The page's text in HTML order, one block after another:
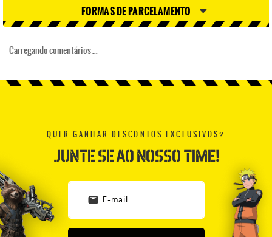
FORMAS DE PARCELAMENTO
Carregando comentários ...
QUER GANHAR DESCONTOS EXCLUSIVOS?
JUNTE SE AO NOSSO TIME!